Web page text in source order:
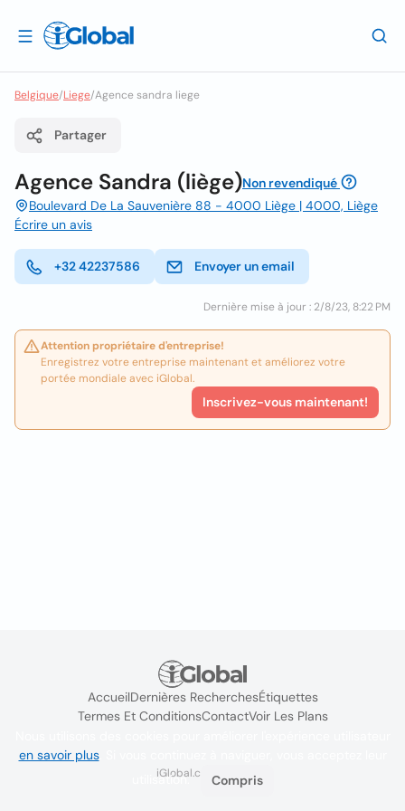
Belgique/Liege/Agence sandra liege
Partager
Agence Sandra (liège)Non revendiqué
Boulevard De La Sauvenière 88 - 4000 Liège | 4000, Liège
Écrire un avis
+32 42237586 Envoyer un email
Dernière mise à jour : 2/8/23, 8:22 PM
Attention propriétaire d'entreprise!
Enregistrez votre entreprise maintenant et améliorez votre
portée mondiale avec iGlobal.
Inscrivez-vous maintenant!
AccueilDernières RecherchesÉtiquettes
Termes Et ConditionsContactVoir Les Plans
iGlobal.co @ 2024
en savoir plus. Si vous continuez à naviguer, vous acceptez leur
utilisation.
Compris